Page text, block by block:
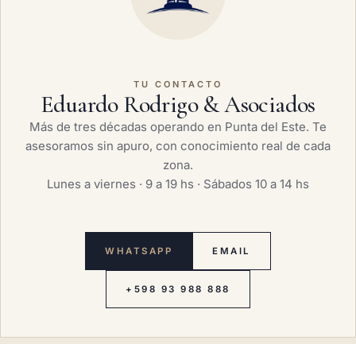
TU CONTACTO
Eduardo Rodrigo & Asociados
Más de tres décadas operando en Punta del Este. Te
asesoramos sin apuro, con conocimiento real de cada
zona.
Lunes a viernes · 9 a 19 hs · Sábados 10 a 14 hs
WHATSAPP EMAIL
+598 93 988 888